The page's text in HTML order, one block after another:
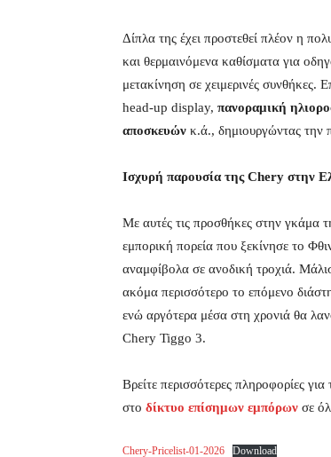
Δίπλα της έχει προστεθεί πλέον η
και θερμαινόμενα καθίσματα για
μετακίνηση σε χειμερινές συνθήκες.
head-up display, πανοραμική
αποσκευών κ.ά., δημιουργώντας την
Ισχυρή παρουσία της Chery στην
Με αυτές τις προσθήκες στην γκάμα
εμπορική πορεία που ξεκίνησε το
αναμφίβολα σε ανοδική τροχιά.
ακόμα περισσότερο το επόμενο
ενώ αργότερα μέσα στη χρονιά θα
Chery Tiggo 3.
Βρείτε περισσότερες πληροφορίες
στο δίκτυο επίσημων εμπόρων σε
Chery-Pricelist-01-2026 Download